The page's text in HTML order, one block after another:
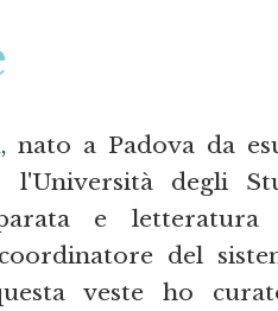
, nato a Padova da
l'Università degli
e
del
veste ho